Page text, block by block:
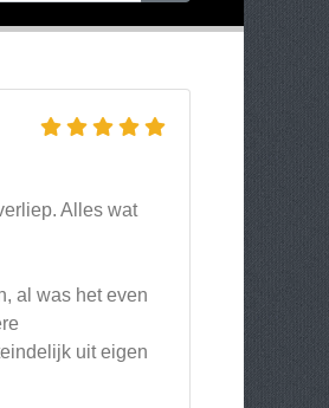
Alles wat
al was het even
uit eigen